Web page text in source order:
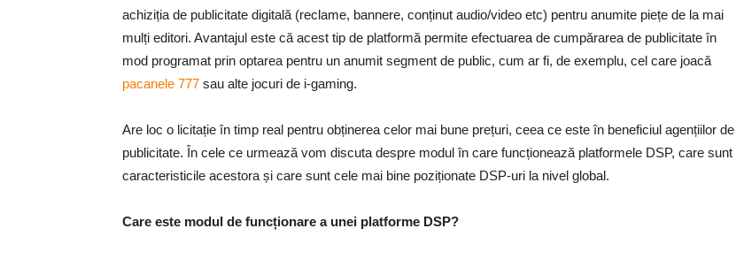
achiziția de publicitate digitală (reclame, bannere, conținut audio/video etc) pentru anumite piețe de la mai
mulți editori. Avantajul este că acest tip de platformă permite efectuarea de cumpărarea de publicitate în
mod programat prin optarea pentru un anumit segment de public, cum ar fi, de exemplu, cel care joacă
pacanele 777 sau alte jocuri de i-gaming.
Are loc o licitație în timp real pentru obținerea celor mai bune prețuri, ceea ce este în beneficiul agențiilor de
publicitate. În cele ce urmează vom discuta despre modul în care funcționează platformele DSP, care sunt
caracteristicile acestora și care sunt cele mai bine poziționate DSP-uri la nivel global.
Care este modul de funcționare a unei platforme DSP?